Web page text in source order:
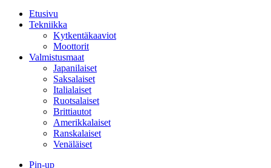
Etusivu
Tekniikka
Kytkentäkaaviot
Moottorit
Valmistusmaat
Japanilaiset
Saksalaiset
Italialaiset
Ruotsalaiset
Brittiautot
Amerikkalaiset
Ranskalaiset
Venäläiset
Pin-up